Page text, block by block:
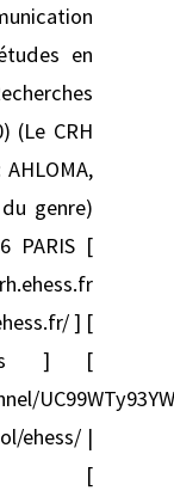
en
(Le CRH
genre)
PARIS [
] [
] [
ehess/ |